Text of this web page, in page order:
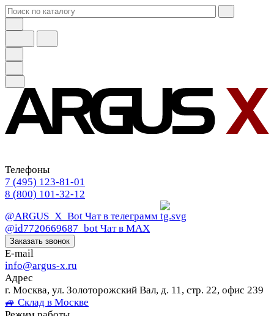
Телефоны
7 (495) 123-81-01
8 (800) 101-32-12
@ARGUS_X_Bot Чат в телеграмм
@id7720669687_bot Чат в МАХ
Заказать звонок
E-mail
info@argus-x.ru
Адрес
г. Москва, ул. Золоторожский Вал, д. 11, стр. 22, офис 239
🚙 Склад в Москве